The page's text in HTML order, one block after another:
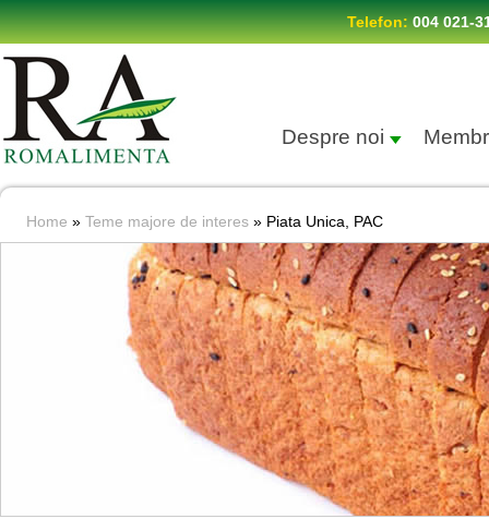
Telefon:004 021-
Despre noi
Home » Teme majore de interes » Piata Unica, PAC